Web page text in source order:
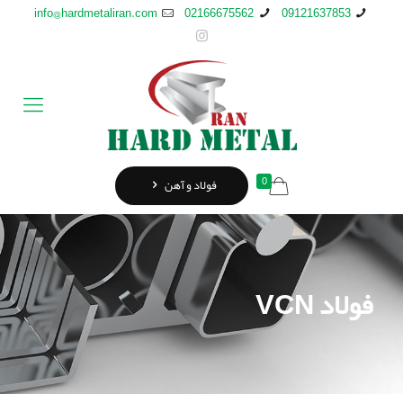
09121637853
02166675562
info@hardmetaliran.com
0 فولاد و آهن
فولاد VCN